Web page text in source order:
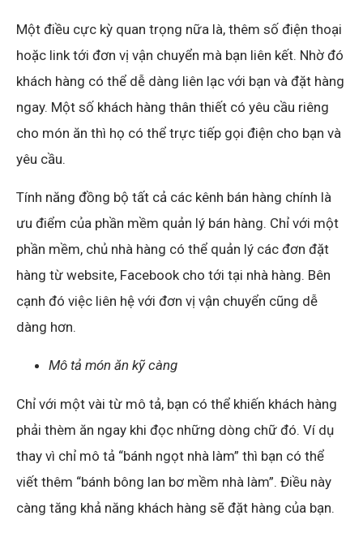
Một điều cực kỳ quan trọng nữa là, thêm số điện thoại
hoặc link tới đơn vị vận chuyển mà bạn liên kết. Nhờ đó
khách hàng có thể dễ dàng liên lạc với bạn và đặt hàng
ngay. Một số khách hàng thân thiết có yêu cầu riêng
cho món ăn thì họ có thể trực tiếp gọi điện cho bạn và
yêu cầu.
Tính năng đồng bộ tất cả các kênh bán hàng chính là
ưu điểm của phần mềm quản lý bán hàng. Chỉ với một
phần mềm, chủ nhà hàng có thể quản lý các đơn đặt
hàng từ website, Facebook cho tới tại nhà hàng. Bên
cạnh đó việc liên hệ với đơn vị vận chuyển cũng dễ
dàng hơn.
Mô tả món ăn kỹ càng
Chỉ với một vài từ mô tả, bạn có thể khiến khách hàng
phải thèm ăn ngay khi đọc những dòng chữ đó. Ví dụ
thay vì chỉ mô tả “bánh ngọt nhà làm” thì bạn có thể
viết thêm “bánh bông lan bơ mềm nhà làm”. Điều này
càng tăng khả năng khách hàng sẽ đặt hàng của bạn.